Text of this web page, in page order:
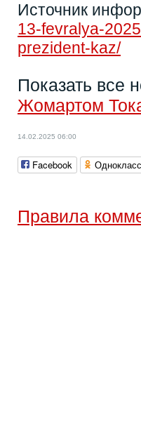
Источник
13-fevralya-
prezident-kaz/
Показать все
Жомартом
14.02.2025 06:00
Facebook
Правила